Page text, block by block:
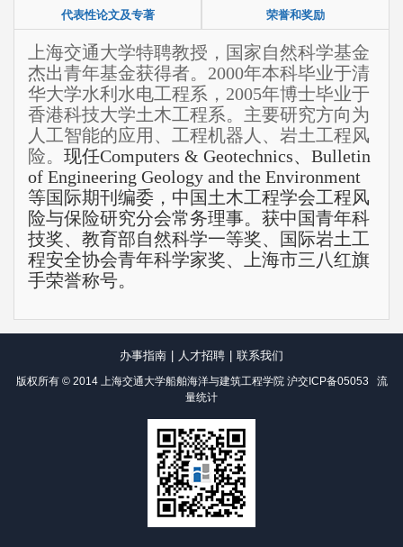
代表性论文及专著 荣誉和奖励
上海交通大学特聘教授，国家自然科学基金
杰出青年基金获得者。2000年本科毕业于清
华大学水利水电工程系，2005年博士毕业于
香港科技大学土木工程系。主要研究方向为
人工智能的应用、工程机器人、岩土工程风
险。 现任Computers & Geotechnics、Bulletin
of Engineering Geology and the Environment
等国际期刊编委，中国土木工程学会工程风
险与保险研究分会常务理事。获中国青年科
技奖、教育部自然科学一等奖、国际岩土工
程安全协会青年科学家奖、上海市三八红旗
手荣誉称号。
办事指南 人才招聘 联系我们
版权所有 © 2014 上海交通大学船舶海洋与建筑工程学院 沪交ICP备05053
流
量统计